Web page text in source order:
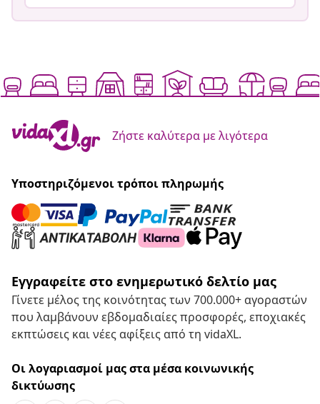
Ζήστε καλύτερα με λιγότερα
Υποστηριζόμενοι τρόποι πληρωμής
Εγγραφείτε στο ενημερωτικό δελτίο μας
Γίνετε μέλος της κοινότητας των 700.000+ αγοραστών
που λαμβάνουν εβδομαδιαίες προσφορές, εποχιακές
εκπτώσεις και νέες αφίξεις από τη vidaXL.
Οι λογαριασμοί μας στα μέσα κοινωνικής
δικτύωσης